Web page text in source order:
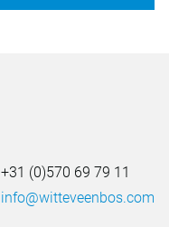
+31 (0)570 69 79 11
info@witteveenbos.com